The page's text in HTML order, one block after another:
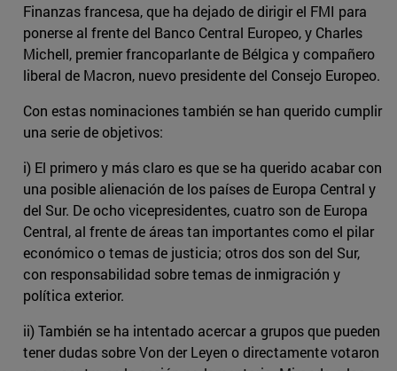
Finanzas francesa, que ha dejado de dirigir el FMI para
ponerse al frente del Banco Central Europeo, y Charles
Michell, premier francoparlante de Bélgica y compañero
liberal de Macron, nuevo presidente del Consejo Europeo.
Con estas nominaciones también se han querido cumplir
una serie de objetivos:
i) El primero y más claro es que se ha querido acabar con
una posible alienación de los países de Europa Central y
del Sur. De ocho vicepresidentes, cuatro son de Europa
Central, al frente de áreas tan importantes como el pilar
económico o temas de justicia; otros dos son del Sur,
con responsabilidad sobre temas de inmigración y
política exterior.
ii) También se ha intentado acercar a grupos que pueden
tener dudas sobre Von der Leyen o directamente votaron